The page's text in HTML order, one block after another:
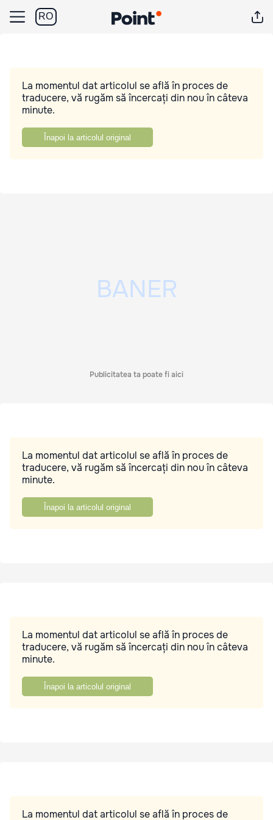
RO
La momentul dat articolul se află în proces de
traducere, vă rugăm să încercați din nou în câteva
minute.
Înapoi la articolul original
Publicitatea ta poate fi aici
La momentul dat articolul se află în proces de
traducere, vă rugăm să încercați din nou în câteva
minute.
Înapoi la articolul original
La momentul dat articolul se află în proces de
traducere, vă rugăm să încercați din nou în câteva
minute.
Înapoi la articolul original
La momentul dat articolul se află în proces de